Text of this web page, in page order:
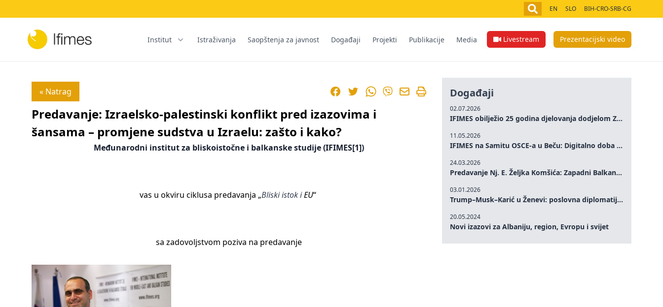
EN SLO BIH-CRO-SRB-CG
Institut Istraživanja Saopštenja za javnost Događaji Projekti Publikacije Media Livestream Prezentacijski video
« Natrag FacebookTwitterWhatsApp
Viber
Predavanje: Izraelsko-palestinski konflikt pred izazovima i
šansama – promjene sudstva u Izraelu: zašto i kako?
Međunarodni institut za bliskoistočne i balkanske studije (IFIMES[1])
vas u okviru ciklusa predavanja „Bliski istok iEU“
sa zadovoljstvom poziva na predavanje
Događaji
02.07.2026
IFIMES obilježio 25 godina djelovanja dodjelom Zlatne medalje istaknutim ličnostima iz Bosne i Hercegovine i regiona
11.05.2026
IFIMES na Samitu OSCE-a u Beču: Digitalno doba i društvena odgovornost
24.03.2026
Predavanje Nj. E. Željka Komšića: Zapadni Balkan u promjenjivom globalnom poretku – perspektive Bosne i Hercegovine
03.01.2026
Trump–Musk–Karić u Ženevi: poslovna diplomatija i održivi razvoj u fokusu
20.05.2024
Novi izazovi za Albaniju, region, Evropu i svijet